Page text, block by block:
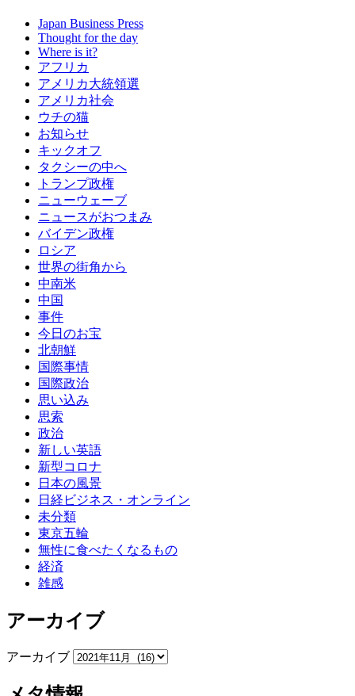
Japan Business Press
Thought for the day
Where is it?
アフリカ
アメリカ大統領選
アメリカ社会
ウチの猫
お知らせ
キックオフ
タクシーの中へ
トランプ政権
ニューウェーブ
ニュースがおつまみ
バイデン政権
ロシア
世界の街角から
中南米
中国
事件
今日のお宝
北朝鮮
国際事情
国際政治
思い込み
思索
政治
新しい英語
新型コロナ
日本の風景
日経ビジネス・オンライン
未分類
東京五輪
無性に食べたくなるもの
経済
雑感
アーカイブ
アーカイブ